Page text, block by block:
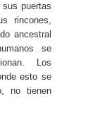
sus puertas
rincones,
ancestral
se
Los
esto se
no tienen